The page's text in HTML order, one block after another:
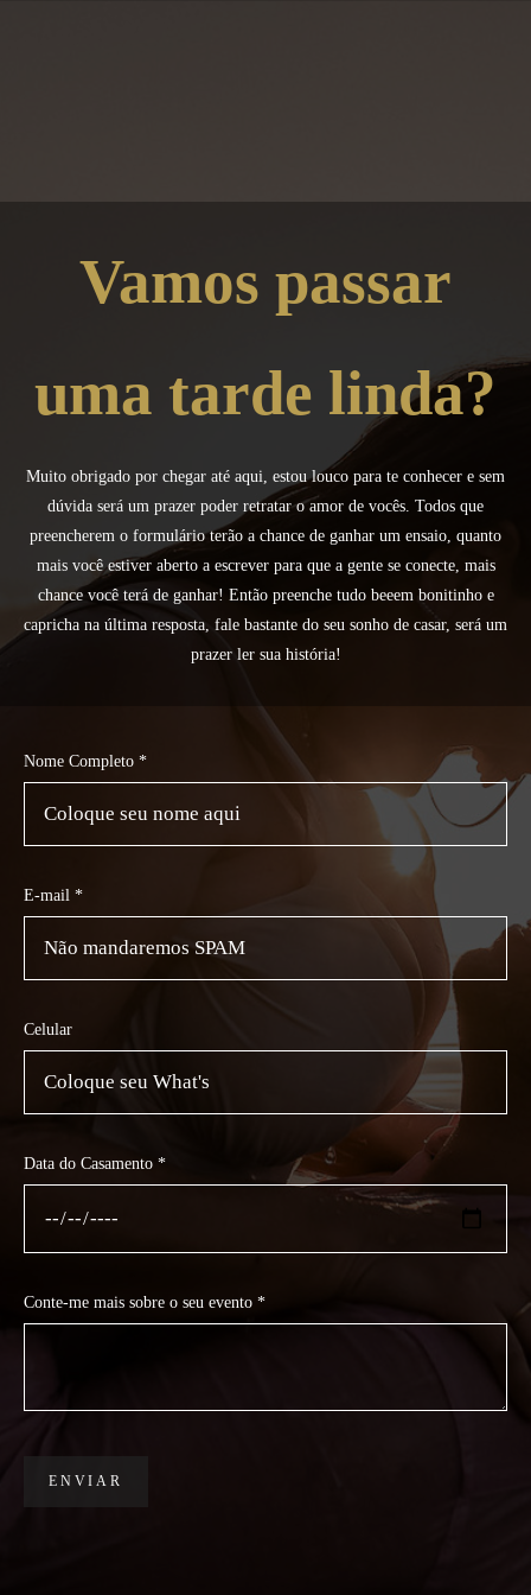
Vamos passar
uma tarde linda?
Muito obrigado por chegar até aqui, estou louco para te conhecer e sem
dúvida será um prazer poder retratar o amor de vocês. Todos que
preencherem o formulário terão a chance de ganhar um ensaio, quanto
mais você estiver aberto a escrever para que a gente se conecte, mais
chance você terá de ganhar! Então preenche tudo beeem bonitinho e
capricha na última resposta, fale bastante do seu sonho de casar, será um
prazer ler sua história!
Nome Completo *
E-mail *
Celular
Data do Casamento *
Conte-me mais sobre o seu evento *
ENVIAR